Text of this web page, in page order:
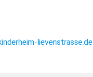
lievenstrasse.de